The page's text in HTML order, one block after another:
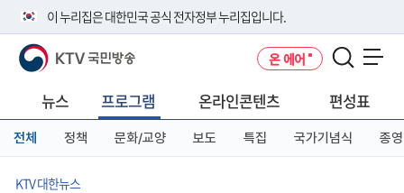
이 누리집은 대한민국 공식 전자정부 누리집입니다.
공식 누리집 주소 확인하기
니다.
이밖에 or.kr 또는 .kr등 다른 도메인 주소를 사용하고 있다면 아래 URL에
서 도메인 주소를 확인해 보세요
KTV 국민방송 온 에어
뉴스 프로그램 온라인콘텐츠 편성표
전체 정책 문화/교양 보도 특집 국가기념식 종영
KTV 대한뉴스